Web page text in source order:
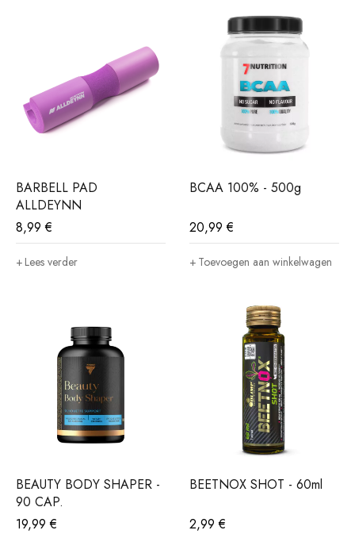
BARBELL PAD
ALLDEYNN
8,99€
Lees verder
BCAA 100% - 500g
20,99€
Toevoegen aan winkelwagen
BEAUTY BODY SHAPER -
90 CAP.
19,99€
BEETNOX SHOT - 60ml
2,99€